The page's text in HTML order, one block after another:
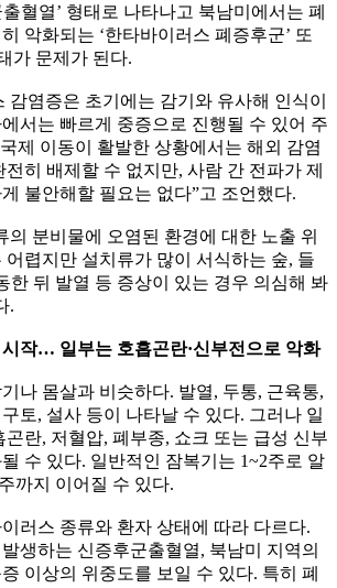
혈열’ 형태로 나타나고 북남미에서는 폐
악화되는 ‘한타바이러스 폐증후군’ 또
가 문제가 된다.
감염증은 초기에는 감기와 유사해 인식이
서는 빠르게 중증으로 진행될 수 있어 주
제 이동이 활발한 상황에서는 해외 감염
히 배제할 수 없지만, 사람 간 전파가 제
불안해할 필요는 없다”고 조언했다.
의 분비물에 오염된 환경에 대한 노출 위
어렵지만 설치류가 많이 서식하는 숲, 들
한 뒤 발열 등 증상이 있는 경우 의심해 봐
.
작… 일부는 호흡곤란·신부전으로 악화
나 몸살과 비슷하다. 발열, 두통, 근육통,
토, 설사 등이 나타날 수 있다. 그러나 일
곤란, 저혈압, 폐부종, 쇼크 또는 급성 신부
수 있다. 일반적인 잠복기는 1~2주로 알
까지 이어질 수 있다.
러스 종류와 환자 상태에 따라 다르다.
생하는 신증후군출혈열, 북남미 지역의
이상의 위중도를 보일 수 있다. 특히 폐